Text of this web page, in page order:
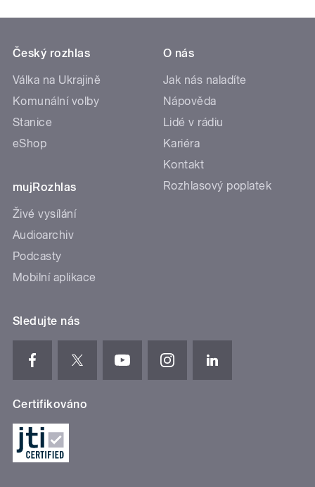
Český rozhlas
Válka na Ukrajině
Komunální volby
Stanice
eShop
mujRozhlas
Živé vysílání
Audioarchiv
Podcasty
Mobilní aplikace
O nás
Jak nás naladíte
Nápověda
Lidé v rádiu
Kariéra
Kontakt
Rozhlasový poplatek
Sledujte nás
Certifikováno